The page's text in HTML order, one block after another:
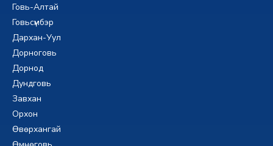
Говь-Алтай
Говьсүмбэр
Дархан-Уул
Дорноговь
Дорнод
Дундговь
Завхан
Орхон
Өвөрхангай